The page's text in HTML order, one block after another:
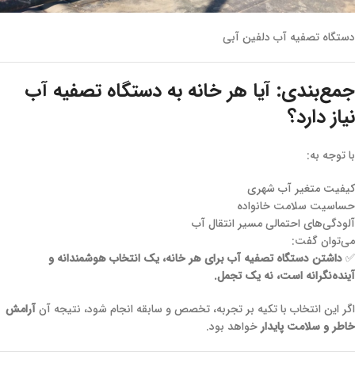
دستگاه تصفیه آب دلفین آبی
جمع‌بندی: آیا هر خانه به دستگاه تصفیه آب
نیاز دارد؟
با توجه به:
کیفیت متغیر آب شهری
حساسیت سلامت خانواده
آلودگی‌های احتمالی مسیر انتقال آب
می‌توان گفت:
✅داشتن دستگاه تصفیه آب برای هر خانه، یک انتخاب هوشمندانه و
آینده‌نگرانه است، نه یک تجمل.
اگر این انتخاب با تکیه بر تجربه، تخصص و سابقه انجام شود، نتیجه آنآرامش
خاطر و سلامت پایدار خواهد بود.